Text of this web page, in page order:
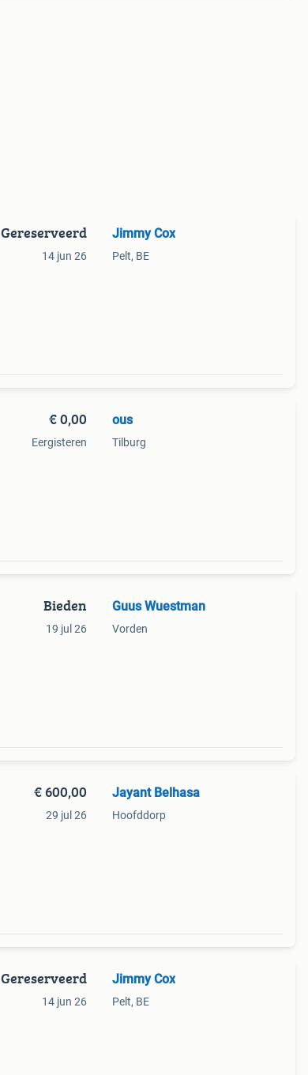
Gereserveerd
14 jun 26
Jimmy Cox
Pelt, BE
€ 0,00
Eergisteren
ous
Tilburg
Bieden
19 jul 26
Guus Wuestman
Vorden
€ 600,00
29 jul 26
Jayant Belhasa
Hoofddorp
Gereserveerd
14 jun 26
Jimmy Cox
Pelt, BE